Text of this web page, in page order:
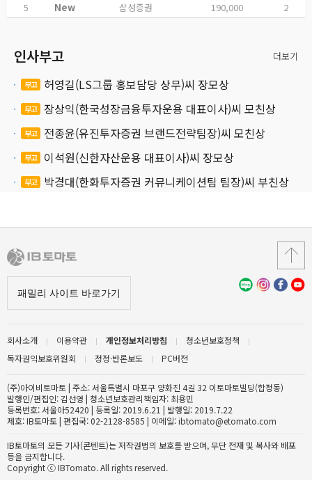
5
New 삼성증권 190,000 2
인사부고 더보기
부고 허영길(LS그룹 홍보담당 상무)씨 장모상
부고 장상익(한국성장금융투자운용 대표이사)씨 모친상
부고 전종윤(유진투자증권 브랜드전략팀장)씨 모친상
부고 이석원(신한자산운용 대표이사)씨 장모상
부고 박경대(한화투자증권 커뮤니케이션팀 팀장)씨 부친상
회사소개 이용약관 개인정보처리방침
청소년보호정책
독자권익보호위원회
정정·반론보도 PC버전
(주)아이비토마토 | 주소: 서울특별시 마포구 양화진 4길 32 이토마토빌딩(합정동)
발행인/편집인: 김선영 | 청소년보호관리책임자: 최용민
등록번호: 서울아52420 | 등록일: 2019.6.21 | 발행일: 2019.7.22
제호: IB토마토 | 편집국: 02-2128-8585 | 이메일: ibtomato@etomato.com
IB토마토의 모든 기사(콘텐트)는 저작권법의 보호를 받으며, 무단 전재 및 복사와 배포
등을 금지합니다.
Copyright ⓒ IBTomato. All rights reserved.